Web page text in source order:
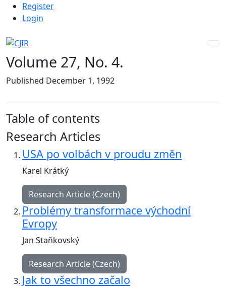
Skip to main navigation menu
Skip to main content
Skip to site footer
Admin menu
Register
Login
Volume 27, No. 4.
Published December 1, 1992
Table of contents
Research Articles
USA po volbách v proudu změn
Karel Krátký
Research Article (Czech)
Problémy transformace východní
Evropy
Jan Staňkovský
Research Article (Czech)
Jak to všechno začalo